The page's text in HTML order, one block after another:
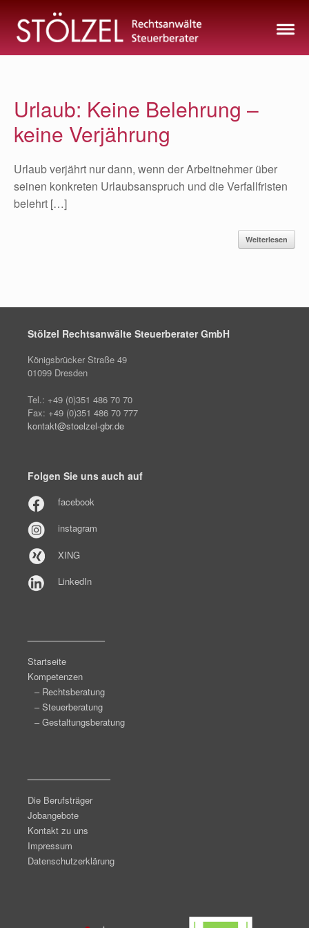
Inhalt
springen
Urlaub: Keine Belehrung –
keine Verjährung
Urlaub verjährt nur dann, wenn der Arbeitnehmer über
seinen konkreten Urlaubsanspruch und die Verfallfristen
belehrt […]
Weiterlesen
Stölzel Rechtsanwälte Steuerberater GmbH
Königsbrücker Straße 49
01099 Dresden
Tel.: +49 (0)351 486 70 70
Fax: +49 (0)351 486 70 777
kontakt@stoelzel-gbr.de
Folgen Sie uns auch auf
facebook
instagram
XING
LinkedIn
Startseite
Kompetenzen
– Rechtsberatung
– Steuerberatung
– Gestaltungsberatung
Die Berufsträger
Jobangebote
Kontakt zu uns
Impressum
Datenschutzerklärung